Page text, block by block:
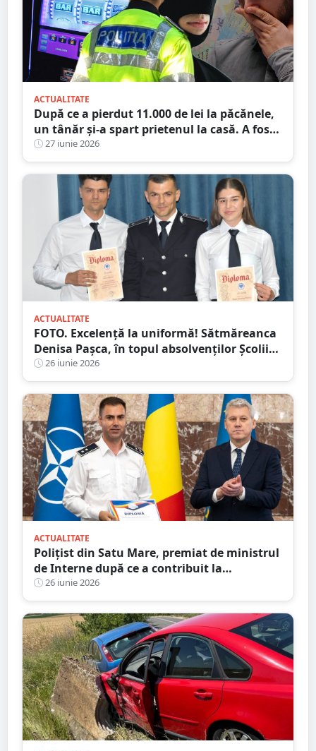
ACTUALITATE
După ce a pierdut 11.000 de lei la păcănele,
un tânăr și-a spart prietenul la casă. A fost
condamnat, dar a plecat acasă
27 iunie 2026
ACTUALITATE
FOTO. Excelență la uniformă! Sătmăreanca
Denisa Pașca, în topul absolvenților Școlii
de Agenți de Poliție
26 iunie 2026
ACTUALITATE
Polițist din Satu Mare, premiat de ministrul
de Interne după ce a contribuit la
destructurarea unei rețele de contrabandă
26 iunie 2026